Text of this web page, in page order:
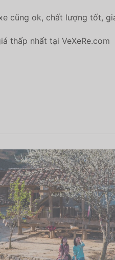
cũng ok, chất lượng tốt,
thấp nhất tại VeXeRe.com